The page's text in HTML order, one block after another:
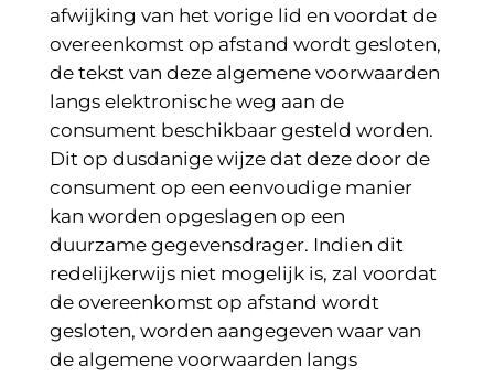
afwijking van het vorige lid en voordat de
overeenkomst op afstand wordt gesloten,
de tekst van deze algemene voorwaarden
langs elektronische weg aan de
consument beschikbaar gesteld worden.
Dit op dusdanige wijze dat deze door de
consument op een eenvoudige manier
kan worden opgeslagen op een
duurzame gegevensdrager. Indien dit
redelijkerwijs niet mogelijk is, zal voordat
de overeenkomst op afstand wordt
gesloten, worden aangegeven waar van
de algemene voorwaarden langs